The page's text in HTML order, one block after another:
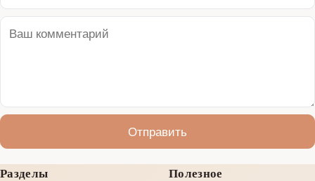
Отправить
Разделы
Полезное